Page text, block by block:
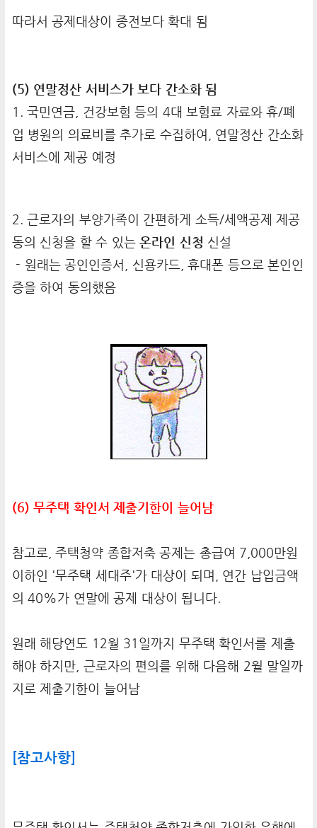
따라서 공제대상이 종전보다 확대 됨
(5) 연말정산 서비스가 보다 간소화 됨
1. 국민연금, 건강보험 등의 4대 보험료 자료와 휴/폐
업 병원의 의료비를 추가로 수집하여, 연말정산 간소화
서비스에 제공 예정
2. 근로자의 부양가족이 간편하게 소득/세액공제 제공
동의 신청을 할 수 있는온라인 신청 신설
- 원래는 공인인증서, 신용카드, 휴대폰 등으로 본인인
증을 하여 동의했음
(6) 무주택 확인서 제출기한이 늘어남
참고로, 주택청약 종합저축 공제는 총급여 7,000만원
이하인 '무주택 세대주'가 대상이 되며, 연간 납입금액
의 40%가 연말에 공제 대상이 됩니다.
원래 해당연도 12월 31일까지 무주택 확인서를 제출
해야 하지만, 근로자의 편의를 위해 다음해 2월 말일까
지로 제출기한이 늘어남
[참고사항]